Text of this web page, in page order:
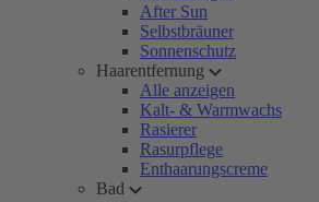
After Sun
Selbstbräuner
Sonnenschutz
Haarentfernung
Alle anzeigen
Kalt- & Warmwachs
Rasierer
Rasurpflege
Enthaarungscreme
Bad